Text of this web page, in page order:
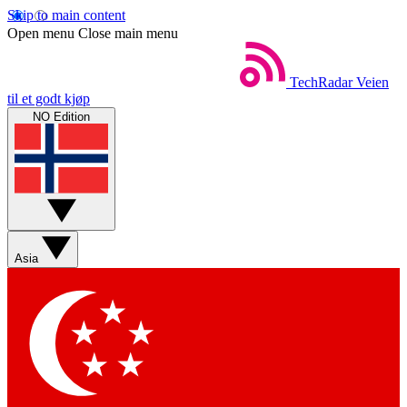
Skip to main content
Open menu Close main menu
TechRadar Veien
til et godt kjøp
NO Edition
Asia